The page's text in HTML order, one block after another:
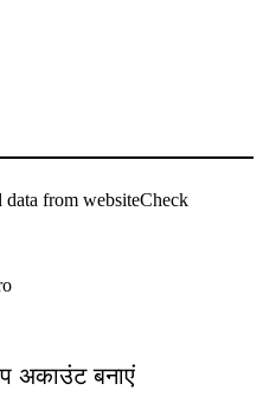
from websiteCheck
अकाउंट बनाएं